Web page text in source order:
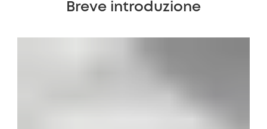
Breve introduzione